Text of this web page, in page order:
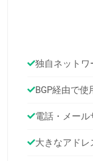
独自ネットワ
BGP経由で使
電話・メール
大きなアドレ